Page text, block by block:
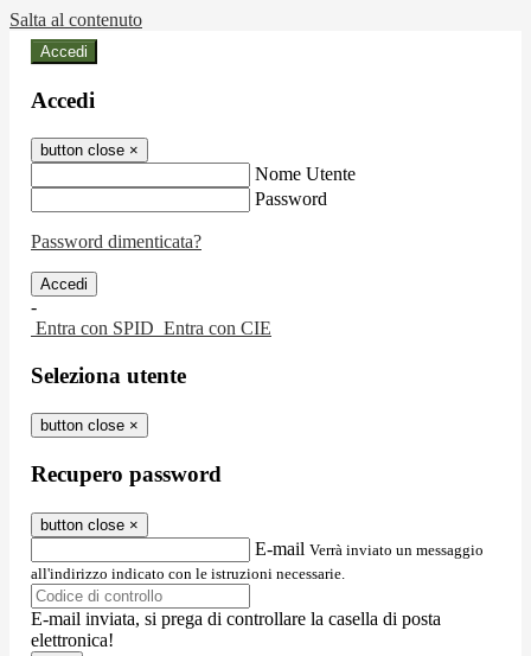
Salta al contenuto
Accedi
Accedi
button close ×
Nome Utente
Password
Password dimenticata?
-
Entra con SPID Entra con CIE
Seleziona utente
button close ×
Recupero password
button close ×
E-mail Verrà inviato un messaggio
all'indirizzo indicato con le istruzioni necessarie.
E-mail inviata, si prega di controllare la casella di posta
elettronica!